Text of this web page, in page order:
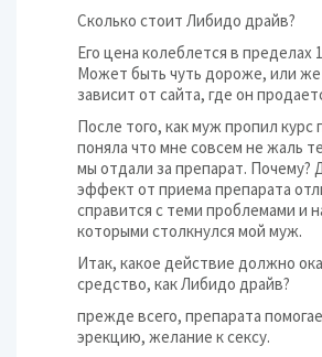
Сколько стоит Либидо драйв?
Его цена колеблется в пределах
Может быть чуть дороже, или
зависит от сайта, где он
После того, как муж пропил курс
поняла что мне совсем не жаль
мы отдали за препарат. Почему?
эффект от приема препарата
справится с теми проблемами и
которыми столкнулся мой муж.
Итак, какое действие должно
средство, как Либидо драйв?
прежде всего, препарата
эрекцию, желание к сексу.